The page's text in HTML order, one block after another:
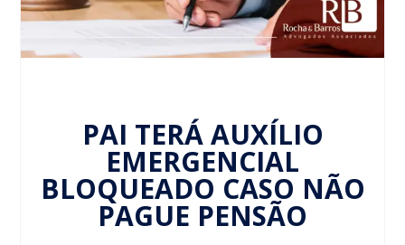
PAI TERÁ AUXÍLIO
EMERGENCIAL
BLOQUEADO CASO NÃO
PAGUE PENSÃO